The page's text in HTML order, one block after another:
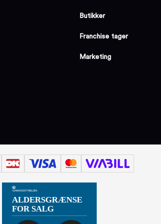
Butikker
Franchise tager
Marketing